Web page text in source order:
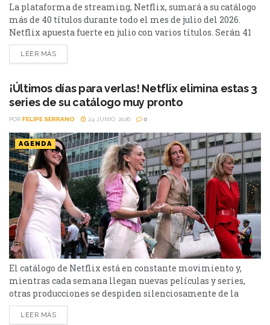
La plataforma de streaming, Netflix, sumará a su catálogo
más de 40 títulos durante todo el mes de julio del 2026.
Netflix apuesta fuerte en julio con varios títulos. Serán 41
en total, entre los que se destacan: La casa de la pradera,
Heartstopper Forever y Enola Holmes 3. La lista completa,
LEER MÁS
¡Últimos días para verlas! Netflix elimina estas 3
series de su catálogo muy pronto
POR FELIPE SERRANO 24 JUNIO, 2026 0
AGENDA
El catálogo de Netflix está en constante movimiento y,
mientras cada semana llegan nuevas películas y series,
otras producciones se despiden silenciosamente de la
plataforma. Esta vez, tres títulos muy diferentes entre sí
abandonarán el servicio en los próximos días: El bosque,
LEER MÁS